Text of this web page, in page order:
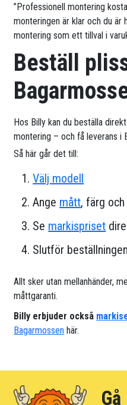
”Professionell montering
monteringen är klar och du är
montering som ett tillval i
Beställ
Hos Billy kan du beställa
montering – och få leverans i
Så här går det till:
Välj modell
Ange mått, färg
Se markispriset
Slutför
Allt sker utan mellanhänder,
måttgaranti.
Billy erbjuder också
Bagarmossen här.